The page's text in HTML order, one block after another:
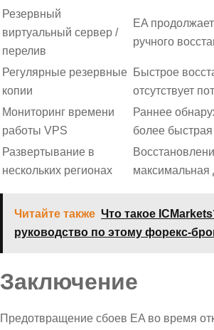
Резервный
виртуальный сервер /
перелив
EA
ручного
Регулярные резервные
копии
Быстрое
отсутствует
Мониторинг времени
работы VPS
Раннее
более
Развертывание в
нескольких регионах
максимальная
Читайте также Что такое
руководство по этому форекс-
Заключение
Предотвращение сбоев EA во время